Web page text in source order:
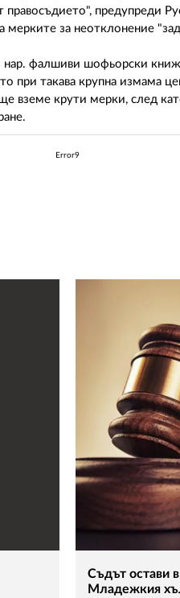
предупреди
мерките за неотклонение
нар. фалшиви шофьорски
при такава крупна
вземе крути мерки, след
Error9
Съдът остави
Младежкия